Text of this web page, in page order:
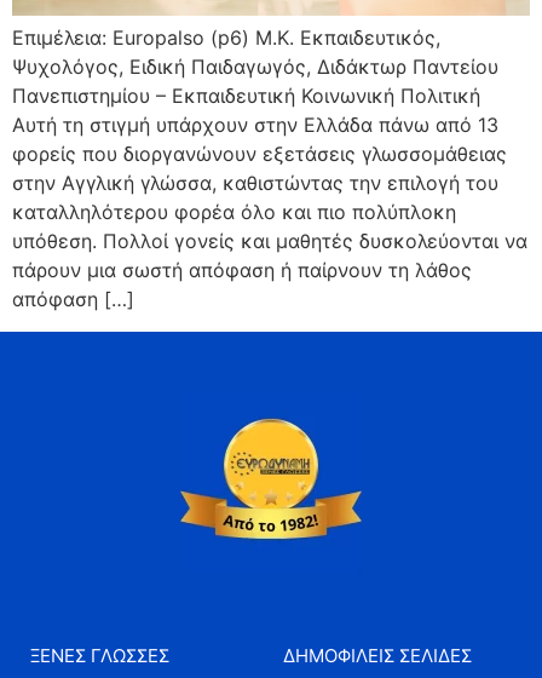
Επιμέλεια: Europalso (p6) Μ.Κ. Εκπαιδευτικός,
Ψυχολόγος, Ειδική Παιδαγωγός, Διδάκτωρ Παντείου
Πανεπιστημίου – Εκπαιδευτική Κοινωνική Πολιτική
Αυτή τη στιγμή υπάρχουν στην Ελλάδα πάνω από 13
φορείς που διοργανώνουν εξετάσεις γλωσσομάθειας
στην Αγγλική γλώσσα, καθιστώντας την επιλογή του
καταλληλότερου φορέα όλο και πιο πολύπλοκη
υπόθεση. Πολλοί γονείς και μαθητές δυσκολεύονται να
πάρουν μια σωστή απόφαση ή παίρνουν τη λάθος
απόφαση […]
ΞΕΝΕΣ ΓΛΩΣΣΕΣ ΔΗΜΟΦΙΛΕΙΣ ΣΕΛΙΔΕΣ